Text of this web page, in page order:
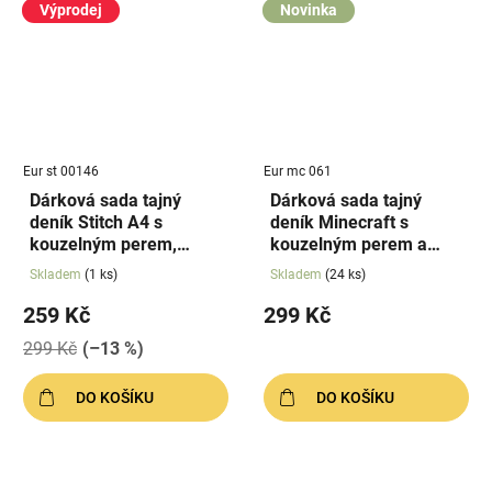
Výprodej
Eur st 00146
Dárková sada tajný
deník Stitch A4 s
kouzelným perem,
poškozený obal
Skladem (1 ks)
259 Kč
299 Kč (–13 %)
DO KOŠÍKU
Novinka
Eur mc 061
Dárková sada tajný
deník Minecraft s
kouzelným perem a
samolepkami
Skladem (24 ks)
299 Kč
DO KOŠÍKU